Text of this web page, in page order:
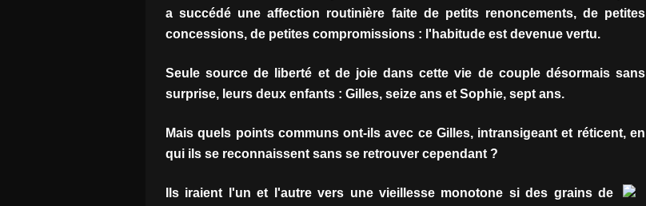
a succédé une affection routinière faite de petits renoncements, de petites
concessions, de petites compromissions : l'habitude est devenue vertu.
Seule source de liberté et de joie dans cette vie de couple désormais sans
surprise, leurs deux enfants : Gilles, seize ans et Sophie, sept ans.
Mais quels points communs ont-ils avec ce Gilles, intransigeant et réticent, en
qui ils se reconnaissent sans se retrouver cependant ?
Ils iraient l'un et l'autre vers une vieillesse monotone si des grains de